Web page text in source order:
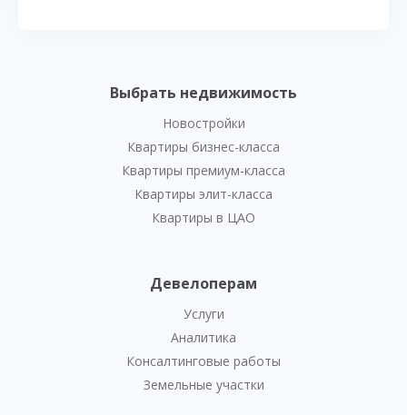
Выбрать недвижимость
Новостройки
Квартиры бизнес-класса
Квартиры премиум-класса
Квартиры элит-класса
Квартиры в ЦАО
Девелоперам
Услуги
Аналитика
Консалтинговые работы
Земельные участки